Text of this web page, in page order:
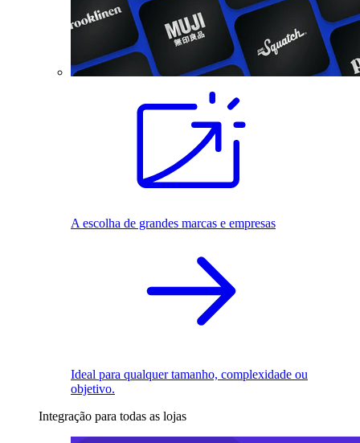
A escolha de grandes marcas e empresas
Ideal para qualquer tamanho, complexidade ou
objetivo.
Integração para todas as lojas